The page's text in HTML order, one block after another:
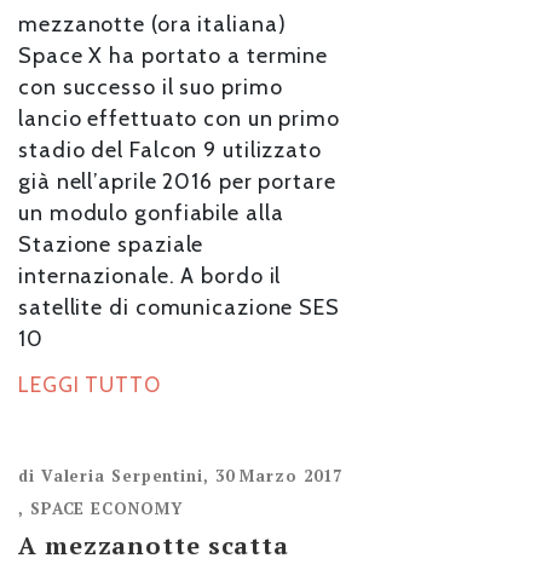
mezzanotte (ora italiana)
Space X ha portato a termine
con successo il suo primo
lancio effettuato con un primo
stadio del Falcon 9 utilizzato
già nell’aprile 2016 per portare
un modulo gonfiabile alla
Stazione spaziale
internazionale. A bordo il
satellite di comunicazione SES
10
LEGGI TUTTO
di Valeria Serpentini, 30 Marzo 2017
, SPACE ECONOMY
A mezzanotte scatta